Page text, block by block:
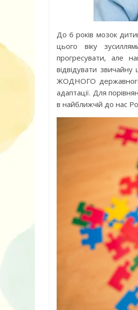
До 6 років мозок
цього віку
прогресувати, але
відвідувати звичайну
ЖОДНОГО державного
адаптації. Для
в найближчій до нас